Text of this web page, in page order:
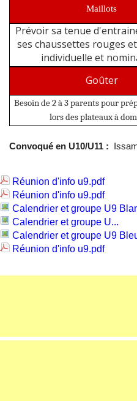
Maillots
Prévoir sa tenue
ses chaussettes rouges
individuelle et
Goûter
Besoin de 2 à 3 parents pour
lors des plateaux à
Convoqué en U10/U11 :
Réunion d'info u9.pdf
Réunion d'info u9.pdf
Calendrier et groupe U9
Calendrier et groupe U...
Calendrier et groupe U9
Réunion d'info u9.pdf